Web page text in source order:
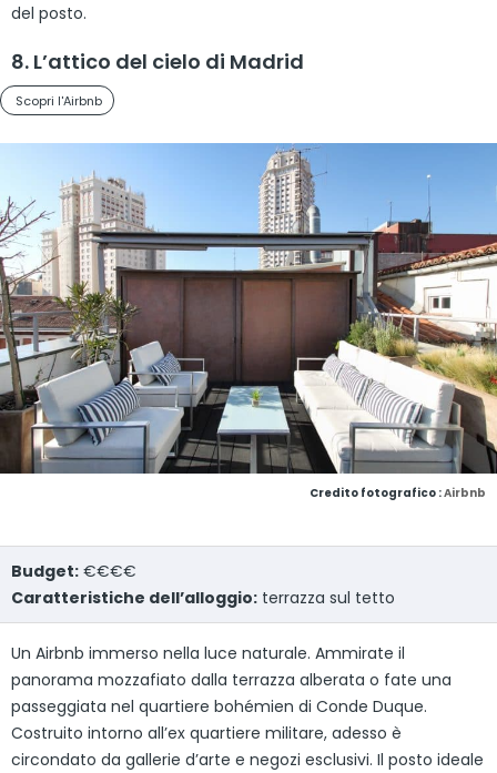
del posto.
8. L’attico del cielo di Madrid
Scopri l'Airbnb
Credito fotografico :Airbnb
Budget: €€€€
Caratteristiche dell’alloggio: terrazza sul tetto
Un Airbnb immerso nella luce naturale. Ammirate il
panorama mozzafiato dalla terrazza alberata o fate una
passeggiata nel quartiere bohémien di Conde Duque.
Costruito intorno all’ex quartiere militare, adesso è
circondato da gallerie d’arte e negozi esclusivi. Il posto ideale